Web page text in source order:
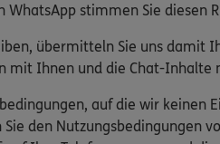
WhatsApp stimmen Sie diesen
übermitteln Sie uns damit
Ihnen und die Chat-Inhalte
auf die wir keinen
den Nutzungsbedingungen